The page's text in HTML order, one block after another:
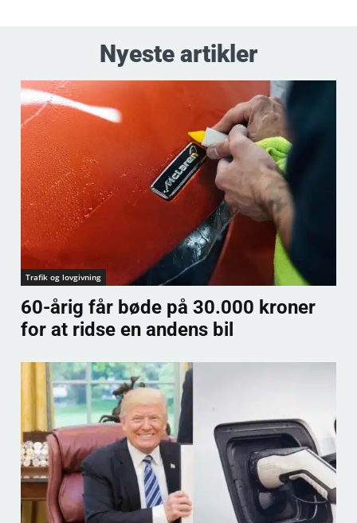
Nyeste artikler
Trafik og lovgivning
60-årig får bøde på 30.000 kroner
for at ridse en andens bil